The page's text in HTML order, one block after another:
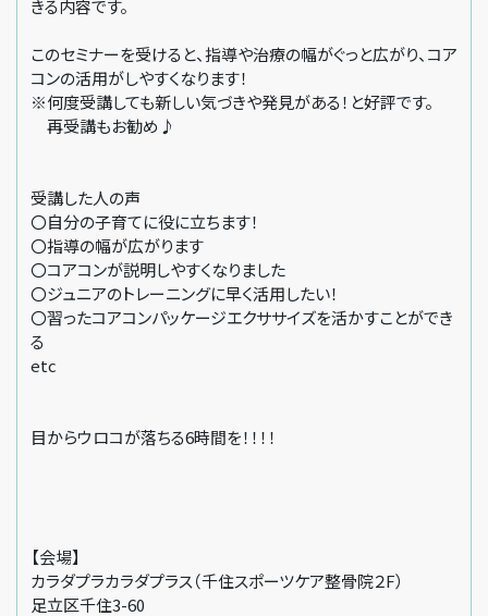
きる内容です。
このセミナーを受けると、指導や治療の幅がぐっと広がり、コア
コンの活用がしやすくなります！
※何度受講しても新しい気づきや発見がある！と好評です。
再受講もお勧め♪
受講した人の声
〇自分の子育てに役に立ちます！
〇指導の幅が広がります
〇コアコンが説明しやすくなりました
〇ジュニアのトレーニングに早く活用したい！
〇習ったコアコンパッケージエクササイズを活かすことができ
る
etc
目からウロコが落ちる6時間を！！！！
【会場】
カラダプラカラダプラス（千住スポーツケア整骨院２F）
足立区千住3-60